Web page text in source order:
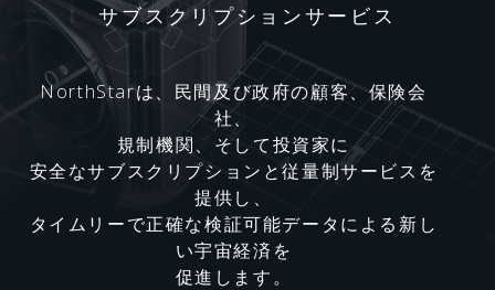
サブスクリプションサービス
NorthStarは、民間及び政府の顧客、保険会
社、
規制機関、そして投資家に
安全なサブスクリプションと従量制サービスを
提供し、
タイムリーで正確な検証可能データによる新し
い宇宙経済を
促進します。